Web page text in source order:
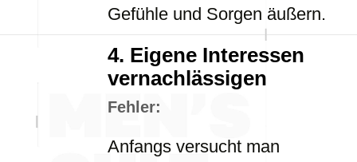
Gefühle und Sorgen äußern.
4. Eigene Interessen
vernachlässigen
Fehler:
Anfangs versucht man